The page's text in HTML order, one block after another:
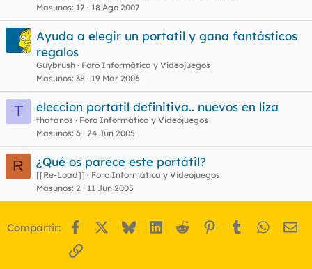
Masunos 17 18 Ago 2007
Ayuda a elegir un portatil y gana fantásticos
regalos
Guybrush
Foro Informática y Videojuegos
Masunos 38 19 Mar 2006
T eleccion portatil definitiva.. nuevos en liza
thatanos
Foro Informática y Videojuegos
Masunos 6 24 Jun 2005
R ¿Qué os parece este portátil?
[[Re-Load]]
Foro Informática y Videojuegos
Masunos 2 11 Jun 2005
Compartir: Facebook BlueskyLinkedIn
Reddit Pinterest
Tumblr
Enlace